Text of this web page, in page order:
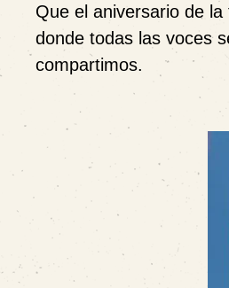
Que el aniversario de
donde todas las voces
compartimos.